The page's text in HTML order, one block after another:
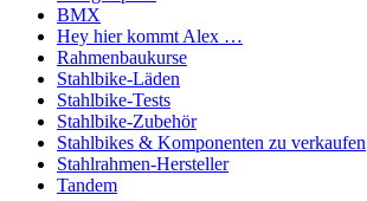
BMX
Hey hier kommt Alex …
Rahmenbaukurse
Stahlbike-Läden
Stahlbike-Tests
Stahlbike-Zubehör
Stahlbikes & Komponenten zu verkaufen
Stahlrahmen-Hersteller
Tandem